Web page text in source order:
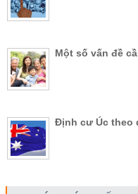
Một số vấn đề
Định cư Úc theo